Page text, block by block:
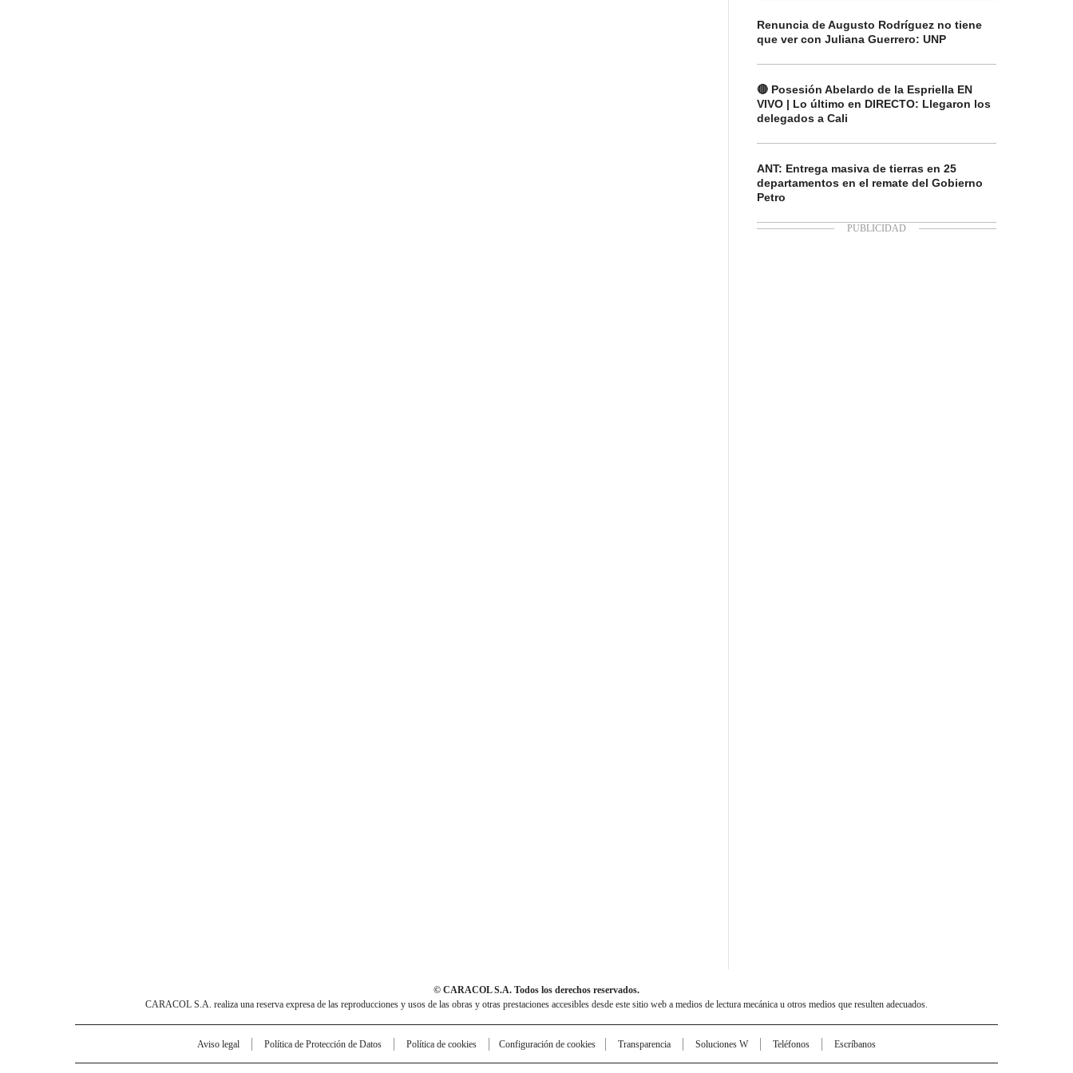
Renuncia de Augusto Rodríguez no tiene
que ver con Juliana Guerrero: UNP
🔴 Posesión Abelardo de la Espriella EN
VIVO | Lo último en DIRECTO: Llegaron los
delegados a Cali
ANT: Entrega masiva de tierras en 25
departamentos en el remate del Gobierno
Petro
© CARACOL S.A. Todos los derechos reservados.
CARACOL S.A. realiza una reserva expresa de las reproducciones y usos de las obras y otras prestaciones accesibles desde este sitio web a medios de lectura mecánica u otros medios que resulten adecuados.
Aviso legal Política de Protección de Datos Política de cookies Configuración de cookies Transparencia Soluciones W Teléfonos Escríbanos